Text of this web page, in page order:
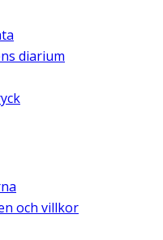
diarium
och villkor